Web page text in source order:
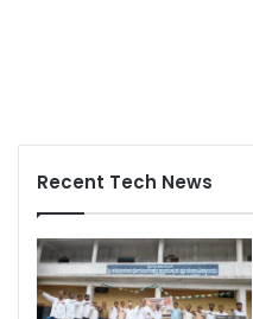
Recent Tech News